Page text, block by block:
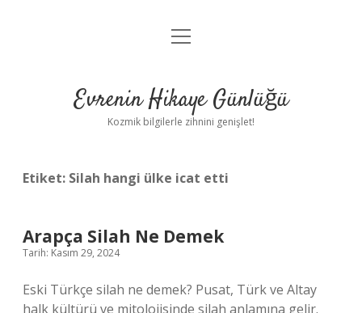
Anasayfa
Yasal Uyarı
menüyü
Evrenin Hikaye Günlüğü
Kozmik bilgilerle zihnini genişlet!
Etiket: Silah hangi ülke icat etti
Arapça Silah Ne Demek
Tarih: Kasım 29, 2024
Eski Türkçe silah ne demek? Pusat, Türk ve Altay
halk kültürü ve mitolojisinde silah anlamına gelir.